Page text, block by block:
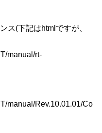
ス(下記はhtmlですが、
manual/rt-
manual/Rev.10.01.01/Co